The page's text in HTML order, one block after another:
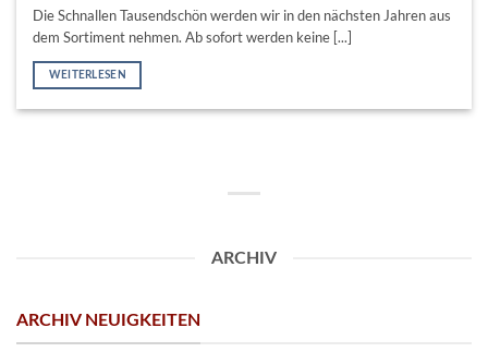
Die Schnallen Tausendschön werden wir in den nächsten Jahren aus
dem Sortiment nehmen. Ab sofort werden keine [...]
WEITERLESEN
ARCHIV
ARCHIV NEUIGKEITEN